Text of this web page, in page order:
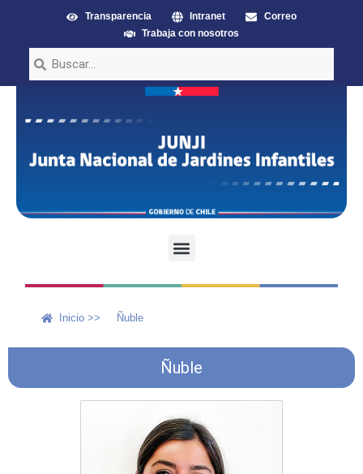
Transparencia Intranet
Correo
Trabaja con nosotros
Inicio >> Ñuble
Ñuble